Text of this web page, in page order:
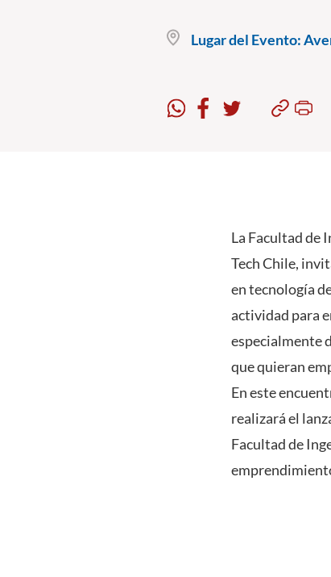
Lugar del Evento:
La Facultad de
Tech Chile,
en tecnología
actividad para
especialmente
que quieran
En este
realizará el
Facultad de